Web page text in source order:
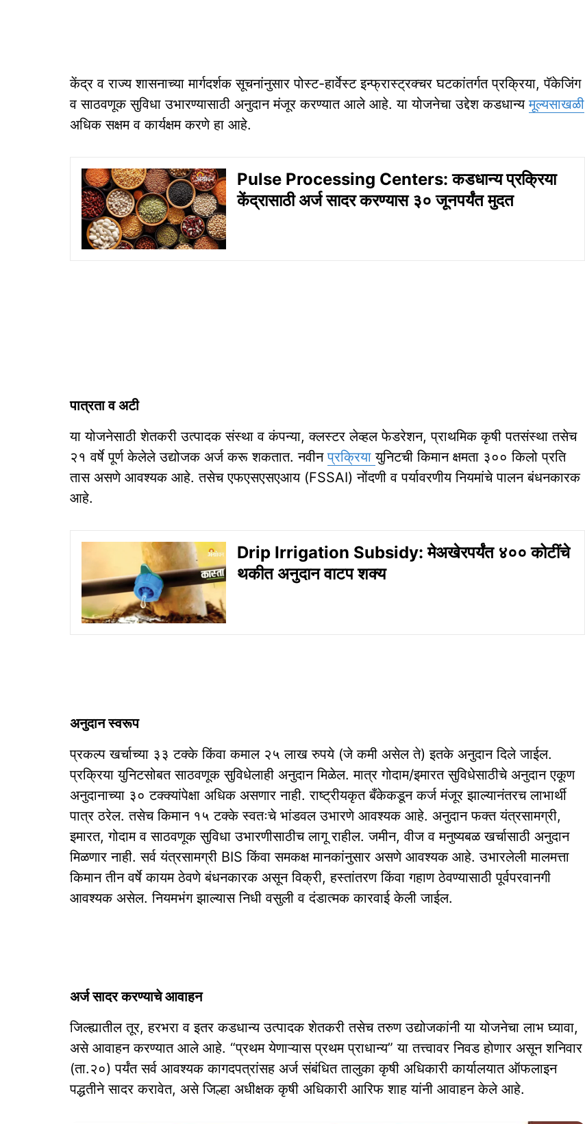
केंद्र व राज्य शासनाच्या मार्गदर्शक सूचनांनुसार पोस्ट-हार्वेस्ट इन्फ्रास्ट्रक्चर घटकांतर्गत प्रक्रिया, पॅकेजिंग
व साठवणूक सुविधा उभारण्यासाठी अनुदान मंजूर करण्यात आले आहे. या योजनेचा उद्देश कडधान्यमूल्यसाखळी
अधिक सक्षम व कार्यक्षम करणे हा आहे.
Pulse Processing Centers: कडधान्य प्रक्रिया
केंद्रासाठी अर्ज सादर करण्यास ३० जूनपर्यंत मुदत
पात्रता व अटी
या योजनेसाठी शेतकरी उत्पादक संस्था व कंपन्या, क्लस्टर लेव्हल फेडरेशन, प्राथमिक कृषी पतसंस्था तसेच
२१ वर्षे पूर्ण केलेले उद्योजक अर्ज करू शकतात. नवीनप्रक्रियायुनिटची किमान क्षमता ३०० किलो प्रति
तास असणे आवश्यक आहे. तसेच एफएसएसएआय (FSSAI) नोंदणी व पर्यावरणीय नियमांचे पालन बंधनकारक
आहे.
Drip Irrigation Subsidy: मेअखेरपर्यंत ४०० कोटींचे
थकीत अनुदान वाटप शक्य
अनुदान स्वरूप
प्रकल्प खर्चाच्या ३३ टक्के किंवा कमाल २५ लाख रुपये (जे कमी असेल ते) इतके अनुदान दिले जाईल.
प्रक्रिया युनिटसोबत साठवणूक सुविधेलाही अनुदान मिळेल. मात्र गोदाम/इमारत सुविधेसाठीचे अनुदान एकूण
अनुदानाच्या ३० टक्क्यांपेक्षा अधिक असणार नाही. राष्ट्रीयकृत बँकेकडून कर्ज मंजूर झाल्यानंतरच लाभार्थी
पात्र ठरेल. तसेच किमान १५ टक्के स्वतःचे भांडवल उभारणे आवश्यक आहे. अनुदान फक्त यंत्रसामग्री,
इमारत, गोदाम व साठवणूक सुविधा उभारणीसाठीच लागू राहील. जमीन, वीज व मनुष्यबळ खर्चासाठी अनुदान
मिळणार नाही. सर्व यंत्रसामग्री BIS किंवा समकक्ष मानकांनुसार असणे आवश्यक आहे. उभारलेली मालमत्ता
किमान तीन वर्षे कायम ठेवणे बंधनकारक असून विक्री, हस्तांतरण किंवा गहाण ठेवण्यासाठी पूर्वपरवानगी
आवश्यक असेल. नियमभंग झाल्यास निधी वसुली व दंडात्मक कारवाई केली जाईल.
अर्ज सादर करण्याचे आवाहन
जिल्ह्यातील तूर, हरभरा व इतर कडधान्य उत्पादक शेतकरी तसेच तरुण उद्योजकांनी या योजनेचा लाभ घ्यावा,
असे आवाहन करण्यात आले आहे. “प्रथम येणाऱ्यास प्रथम प्राधान्य” या तत्त्वावर निवड होणार असून शनिवार
(ता.२०) पर्यंत सर्व आवश्यक कागदपत्रांसह अर्ज संबंधित तालुका कृषी अधिकारी कार्यालयात ऑफलाइन
पद्धतीने सादर करावेत, असे जिल्हा अधीक्षक कृषी अधिकारी आरिफ शाह यांनी आवाहन केले आहे.